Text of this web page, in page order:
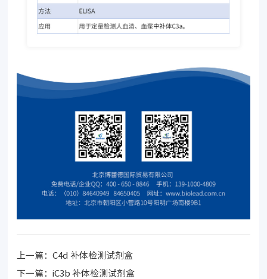
上一篇：C4d 补体检测试剂盒
下一篇：iC3b 补体检测试剂盒